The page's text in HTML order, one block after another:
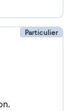
Particulier